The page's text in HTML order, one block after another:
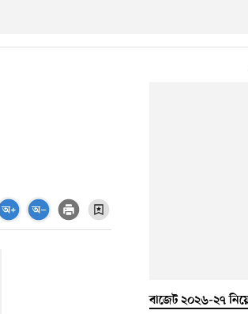
বাজেট ২০২৬-২৭